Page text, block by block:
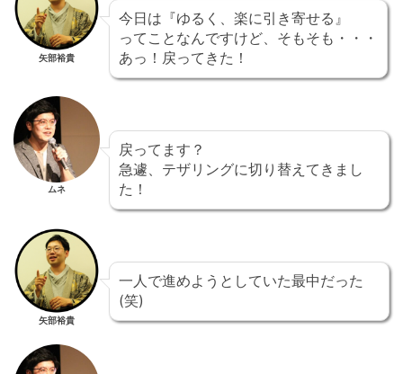
矢部裕貴
今日は『ゆるく、楽に引き寄せる』
ってことなんですけど、そもそも・・・
あっ！戻ってきた！
ムネ
戻ってます？
急遽、テザリングに切り替えてきまし
た！
矢部裕貴
一人で進めようとしていた最中だった
(笑)